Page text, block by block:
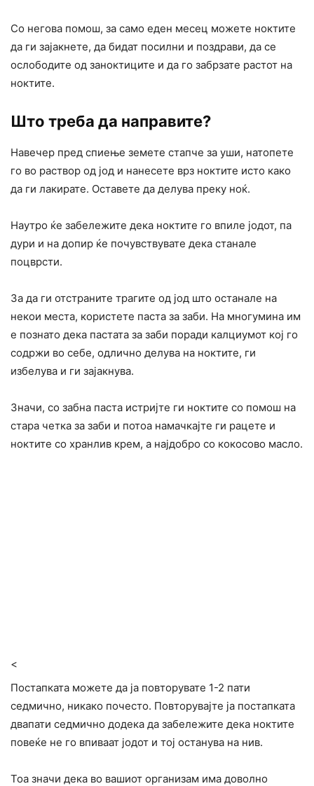
Со негова помош, за само еден месец можете ноктите
да ги зајакнете, да бидат посилни и поздрави, да се
ослободите од заноктиците и да го забрзате растот на
ноктите.
Што треба да направите?
Навечер пред спиење земете стапче за уши, натопете
го во раствор од јод и нанесете врз ноктите исто како
да ги лакирате. Оставете да делува преку ноќ.
Наутро ќе забележите дека ноктите го впиле јодот, па
дури и на допир ќе почувствувате дека станале
поцврсти.
За да ги отстраните трагите од јод што останале на
некои места, користете паста за заби. На многумина им
е познато дека пастата за заби поради калциумот кој го
содржи во себе, одлично делува на ноктите, ги
избелува и ги зајакнува.
Значи, со забна паста истријте ги ноктите со помош на
стара четка за заби и потоа намачкајте ги рацете и
ноктите со хранлив крем, а најдобро со кокосово масло.
<
Постапката можете да ја повторувате 1-2 пати
седмично, никако почесто. Повторувајте ја постапката
двапати седмично додека да забележите дека ноктите
повеќе не го впиваат јодот и тој останува на нив.
Тоа значи дека во вашиот организам има доволно